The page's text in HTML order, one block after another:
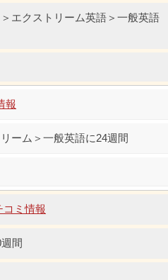
エクストリーム英語＞一般英語
報
ーム＞一般英語に24週間
コミ情報
間